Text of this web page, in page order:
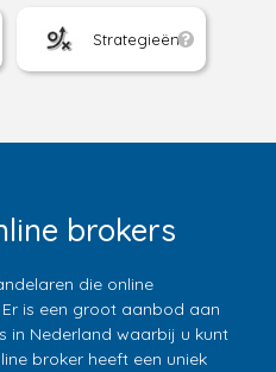
Strategieën
brokers
die online
is een groot aanbod aan
in Nederland waarbij u kunt
broker heeft een uniek